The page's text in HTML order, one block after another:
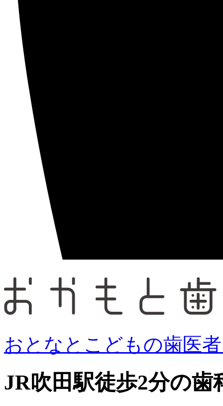
おとなとこどもの歯医
JR吹田駅徒歩2分の歯